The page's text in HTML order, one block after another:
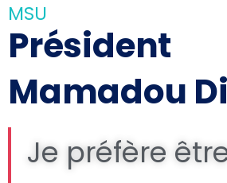
MSU
Président
Mamadou
Je préfère